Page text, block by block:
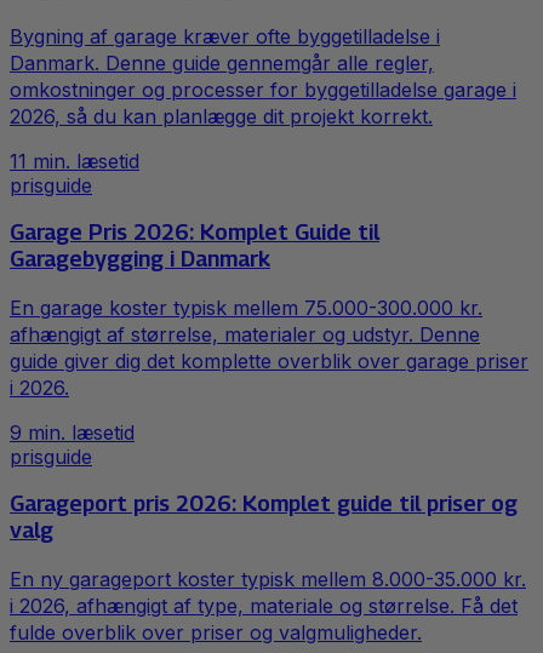
Bygning af garage kræver ofte byggetilladelse i
Danmark. Denne guide gennemgår alle regler,
omkostninger og processer for byggetilladelse garage i
2026, så du kan planlægge dit projekt korrekt.
11 min. læsetid
prisguide
Garage Pris 2026: Komplet Guide til
Garagebygging i Danmark
En garage koster typisk mellem 75.000-300.000 kr.
afhængigt af størrelse, materialer og udstyr. Denne
guide giver dig det komplette overblik over garage priser
i 2026.
9 min. læsetid
prisguide
Garageport pris 2026: Komplet guide til priser og
valg
En ny garageport koster typisk mellem 8.000-35.000 kr.
i 2026, afhængigt af type, materiale og størrelse. Få det
fulde overblik over priser og valgmuligheder.